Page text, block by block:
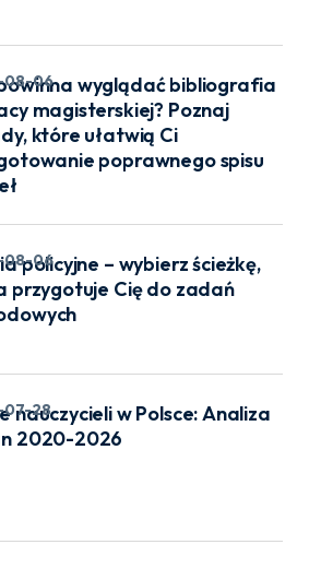
wyglądać bibliografia
magisterskiej? Poznaj
które ułatwią Ci
poprawnego spisu
08-06
policyjne – wybierz ścieżkę,
przygotuje Cię do zadań
08-06
nauczycieli w Polsce: Analiza
2020-2026
07-28